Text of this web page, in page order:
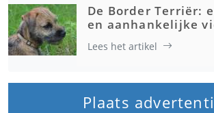
De Border Terriër:
en aanhankelijke
Lees het artikel
Plaats